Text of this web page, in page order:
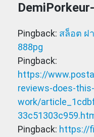
Pingback: สล็อต ฝ
888pg
Pingback:
https://
reviews-does-
work/
Pingback: https://